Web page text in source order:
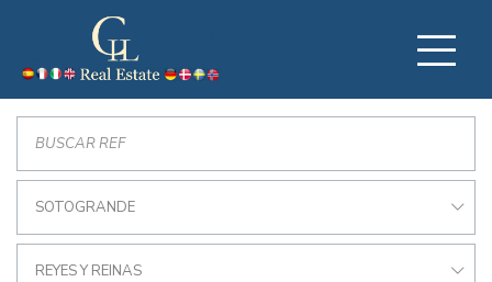
SOTOGRANDE
REYES Y REINAS